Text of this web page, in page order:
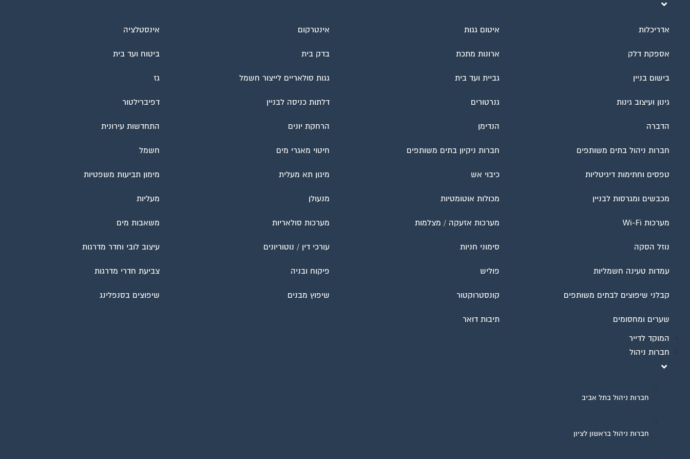
אדריכלות איטום גגות אינטרקום אינסטלציה
אספקת דלק ארונות מתכת בדק בית ביטוח ועד בית
בישום בניין גביית ועד בית גגות סולאריים לייצור חשמל גז
גינון ועיצוב גינות גנרטורים דלתות כניסה לבניין דפיברילטור
הדברה הנדימן הרחקת יונים התחדשות עירונית
חברות ניהול בתים משותפים חברות ניקיון בתים משותפים חיטוי מאגרי מים חשמל
טפסים וחתימות דיגיטליות כיבוי אש מיגון תא מעלית מימון תביעות משפטיות
מכבשים ומגרסות לבניין מכולות אוטומטיות מנעולן מעליות
מערכות Wi-Fi מערכות אזעקה / מצלמות מערכות סולאריות משאבות מים
נוזל הסקה סימוני חניות עורכי דין / נוטוריונים עיצוב לובי וחדר מדרגות
עמדות טעינה חשמליות פוליש פיקוח ובניה צביעת חדרי מדרגות
קבלני שיפוצים לבתים משותפים קונסטרוקטור שיפוץ מבנים שיפוצים בסנפלינג
שערים ומחסומים
תיבות דואר
המוקד לדייר
חברות ניהול
חברות ניהול בתל אביב
חברות ניהול בראשון לציון